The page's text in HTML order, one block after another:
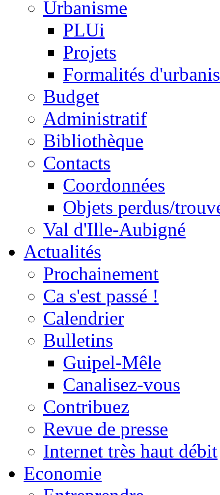
Urbanisme
PLUi
Projets
Formalités
Budget
Administratif
Bibliothèque
Contacts
Coordonnées
Objets perdus/
Val d'Ille-Aubigné
Actualités
Prochainement
Ca s'est passé !
Calendrier
Bulletins
Guipel-Mêle
Canalisez-vous
Contribuez
Revue de presse
Internet très haut débit
Economie